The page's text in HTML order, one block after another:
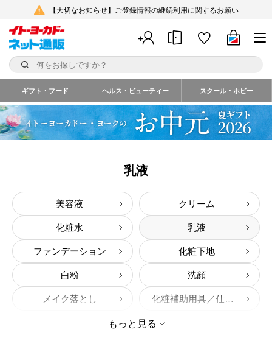
【大切なお知らせ】ご登録情報の継続利用に関するお願い
ギフト・フード ヘルス・ビューティー スクール・ホビー
乳液
美容液 クリーム
化粧水 乳液
ファンデーション 化粧下地
白粉 洗顔
メイク落とし 化粧補助用具／仕上げ
もっと見る